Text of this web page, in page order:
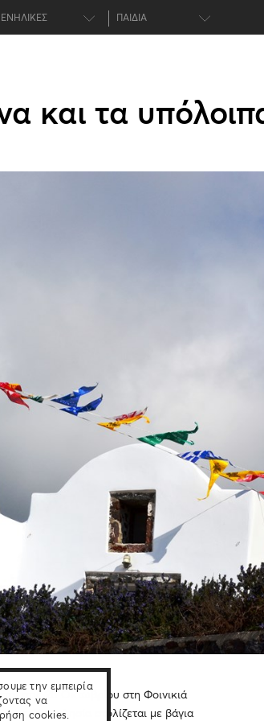
την εμπειρία
να
cookies.
ΕΝΗΛΙΚΕΣ ΠΑΙΔΙΑ
και τα
στις 20 Οκτωβρίου στη Φοινικιά
Η εκκλησία στολίζεται με βάγια